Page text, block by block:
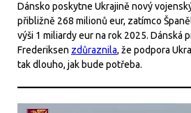
Dánsko poskytne Ukrajině nový
přibližně 268 milionů eur, zatímco
výši 1 miliardy eur na rok 2025. Dánská
Frederiksen zdůraznila, že podpora
tak dlouho, jak bude potřeba.